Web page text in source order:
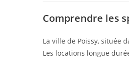
Comprendre les
La ville de Poissy, située
Les locations longue